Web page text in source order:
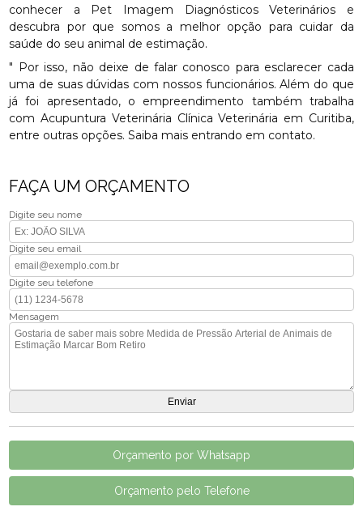
conhecer a Pet Imagem Diagnósticos Veterinários e
descubra por que somos a melhor opção para cuidar da
saúde do seu animal de estimação.
" Por isso, não deixe de falar conosco para esclarecer cada
uma de suas dúvidas com nossos funcionários. Além do que
já foi apresentado, o empreendimento também trabalha
com Acupuntura Veterinária Clínica Veterinária em Curitiba,
entre outras opções. Saiba mais entrando em contato.
FAÇA UM ORÇAMENTO
Digite seu nome
Digite seu email
Digite seu telefone
Mensagem
Orçamento por Whatsapp
Orçamento pelo Telefone